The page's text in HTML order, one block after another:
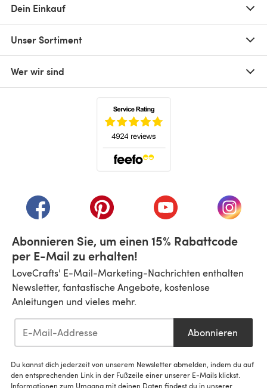
Dein Einkauf
Unser Sortiment
Wer wir sind
(öffnet sich in einem neuen Tab)
(öffnet sich in einem neuen Tab)
(öffnet sich in einem
(öffnet
Abonnieren Sie, um einen 15% Rabattcode
per E-Mail zu erhalten!
LoveCrafts' E-Mail-Marketing-Nachrichten enthalten
Newsletter, fantastische Angebote, kostenlose
Anleitungen und vieles mehr.
Abonnieren
Du kannst dich jederzeit von unserem Newsletter abmelden, indem du auf
den entsprechenden Link in der Fußzeile einer unserer E-Mails klickst.
Informationen zum Umgang mit deinen Daten findest du in unserer